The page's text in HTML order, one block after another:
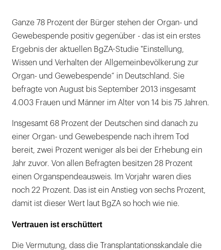
Ganze 78 Prozent der Bürger stehen der Organ- und
Gewebespende positiv gegenüber - das ist ein erstes
Ergebnis der aktuellen BgZA-Studie "Einstellung,
Wissen und Verhalten der Allgemeinbevölkerung zur
Organ- und Gewebespende“ in Deutschland. Sie
befragte von August bis September 2013 insgesamt
4.003 Frauen und Männer im Alter von 14 bis 75 Jahren.
Insgesamt 68 Prozent der Deutschen sind danach zu
einer Organ- und Gewebespende nach ihrem Tod
bereit, zwei Prozent weniger als bei der Erhebung ein
Jahr zuvor. Von allen Befragten besitzen 28 Prozent
einen Organspendeausweis. Im Vorjahr waren dies
noch 22 Prozent. Das ist ein Anstieg von sechs Prozent,
damit ist dieser Wert laut BgZA so hoch wie nie.
Vertrauen ist erschüttert
Die Vermutung, dass die Transplantationsskandale die